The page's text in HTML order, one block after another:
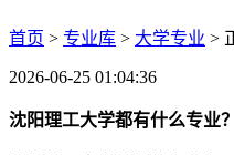
首页 > 专业库 > 大学专业 >
2026-06-25 01:04:36
沈阳理工大学都有什么专业？